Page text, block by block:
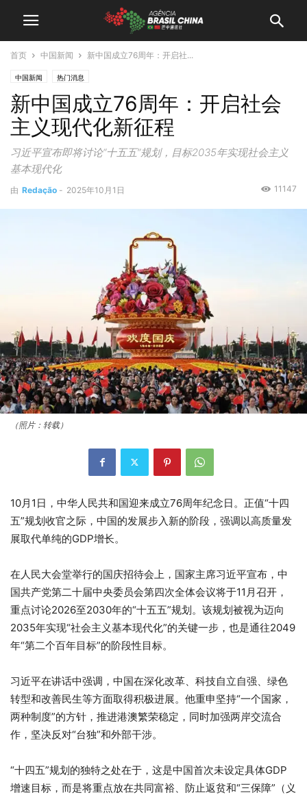
首页 中国新闻 新中国成立76周年：开启社...
中国新闻 热门消息
新中国成立76周年：开启社会
主义现代化新征程
习近平宣布即将讨论“十五五”规划，目标2035年实现社会主义
基本现代化
由 Redação - 2025年10月1日 11147
（照片：转载）
10月1日，中华人民共和国迎来成立76周年纪念日。正值“十四
五”规划收官之际，中国的发展步入新的阶段，强调以高质量发
展取代单纯的GDP增长。
在人民大会堂举行的国庆招待会上，国家主席习近平宣布，中
国共产党第二十届中央委员会第四次全体会议将于11月召开，
重点讨论2026至2030年的“十五五”规划。该规划被视为迈向
2035年实现“社会主义基本现代化”的关键一步，也是通往2049
年“第二个百年目标”的阶段性目标。
习近平在讲话中强调，中国在深化改革、科技自立自强、绿色
转型和改善民生等方面取得积极进展。他重申坚持“一个国家，
两种制度”的方针，推进港澳繁荣稳定，同时加强两岸交流合
作，坚决反对“台独”和外部干涉。
“十四五”规划的独特之处在于，这是中国首次未设定具体GDP
增速目标，而是将重点放在共同富裕、防止返贫和“三保障”（义